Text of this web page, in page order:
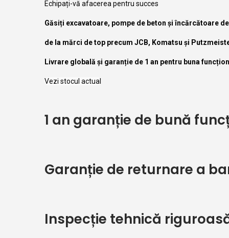
i
o
Echipați-vă afacerea pentru succes
Găsiți excavatoare, pompe de beton și încărcătoare
de la mărci de top precum JCB, Komatsu și
Livrare globală și garanție de 1 an pentru buna
Vezi stocul actual
1 an garanție de bună
Garanție de returnare a
Inspecție tehnică